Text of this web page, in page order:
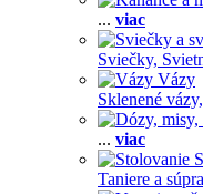
... viac
Sviečky,
Vázy
Sklenené vázy,
... viac
Taniere a